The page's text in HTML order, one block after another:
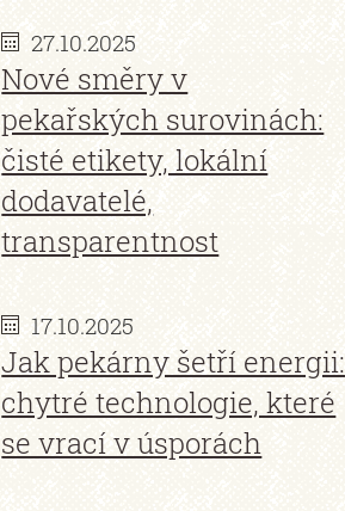
27.10.2025
Nové směry v
pekařských surovinách:
čisté etikety, lokální
dodavatelé,
transparentnost
17.10.2025
Jak pekárny šetří energii:
chytré technologie, které
se vrací v úsporách